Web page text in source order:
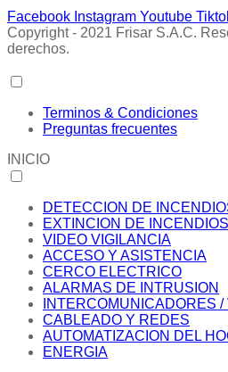
Facebook Instagram Youtube
Copyright - 2021 Frisar S.A.C.
derechos.
Terminos & Condiciones
Preguntas frecuentes
INICIO
DETECCION DE
EXTINCION DE INCENDIOS
VIDEO VIGILANCIA
ACCESO Y ASISTENCIA
CERCO ELECTRICO
ALARMAS DE INTRUSION
INTERCOMUNICADORES
CABLEADO Y REDES
AUTOMATIZACION DEL
ENERGIA